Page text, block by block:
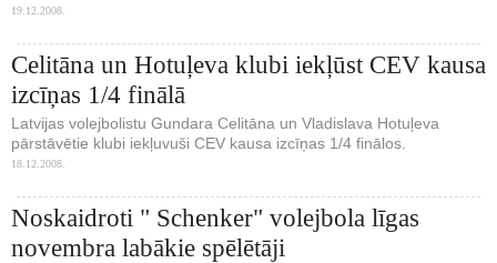
19.12.2008.
Celitāna un Hotuļeva klubi iekļūst CEV kausa
izcīņas 1/4 finālā
Latvijas volejbolistu Gundara Celitāna un Vladislava Hotuļeva
pārstāvētie klubi iekļuvuši CEV kausa izcīņas 1/4 finālos.
18.12.2008.
Noskaidroti " Schenker" volejbola līgas
novembra labākie spēlētāji